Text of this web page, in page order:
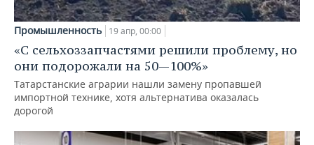
Промышленность 19 апр, 00:00
«С сельхоззапчастями решили проблему, но
они подорожали на 50—100%»
Татарстанские аграрии нашли замену пропавшей
импортной технике, хотя альтернатива оказалась
дорогой